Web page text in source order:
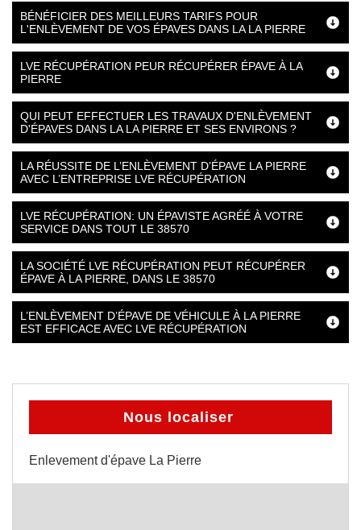
BÉNÉFICIER DES MEILLEURS TARIFS POUR
L'ENLÈVEMENT DE VOS ÉPAVES DANS LA LA PIERRE
LVE RÉCUPÉRATION PEUR RÉCUPÉRER ÉPAVE À LA
PIERRE
QUI PEUT EFFECTUER LES TRAVAUX D'ENLÈVEMENT
D'ÉPAVES DANS LA LA PIERRE ET SES ENVIRONS ?
LA RÉUSSITE DE L’ENLÈVEMENT D’ÉPAVE LA PIERRE
AVEC L’ENTREPRISE LVE RÉCUPÉRATION
LVE RÉCUPÉRATION: UN ÉPAVISTE AGRÉÉ À VOTRE
SERVICE DANS TOUT LE 38570
LA SOCIÉTÉ LVE RÉCUPÉRATION PEUT RÉCUPÉRER
ÉPAVE À LA PIERRE, DANS LE 38570
L’ENLÈVEMENT D’ÉPAVE DE VÉHICULE À LA PIERRE
EST EFFICACE AVEC LVE RÉCUPÉRATION
Nous localiser
Enlevement d'épave La Pierre